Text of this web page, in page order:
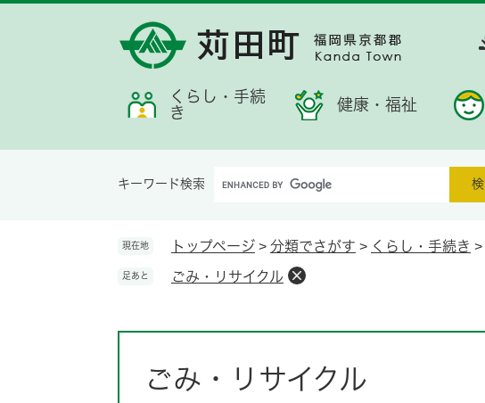
くらし・手続
き
健康・福祉
キーワード検索
タ
検
現在地 トップページ > 分類でさがす > くらし・手続き >
足あと ごみ・リサイクル
ごみ・リサイクル